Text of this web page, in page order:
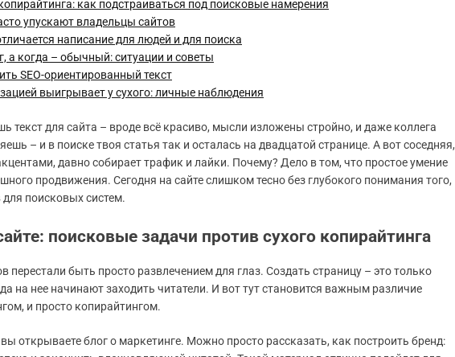
как подстраиваться под поисковые намерения
упускают владельцы сайтов
написание для людей и для поиска
а когда – обычный: ситуации и советы
SEO-ориентированный текст
выигрывает у сухого: личные наблюдения
текст для сайта – вроде всё красиво, мысли изложены стройно, и даже коллега
– и в поиске твоя статья так и осталась на двадцатой странице. А вот соседняя,
давно собирает трафик и лайки. Почему? Дело в том, что простое умение
продвижения. Сегодня на сайте слишком тесно без глубокого понимания того,
для поисковых систем.
поисковые задачи против сухого копирайтинга
перестали быть просто развлечением для глаз. Создать страницу – это только
на нее начинают заходить читатели. И вот тут становится важным различие
и просто копирайтингом.
открываете блог о маркетинге. Можно просто рассказать, как построить бренд: